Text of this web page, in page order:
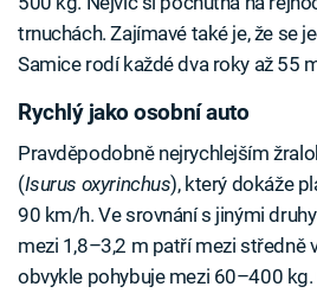
trnuchách. Zajímavé také je, že se
Samice rodí každé dva roky až 55
Rychlý jako osobní auto
Pravděpodobně nejrychlejším
(Isurus oxyrinchus), který dokáže
90 km/h. Ve srovnání s jinými
mezi 1,8–3,2 m patří mezi středně
obvykle pohybuje mezi 60–400